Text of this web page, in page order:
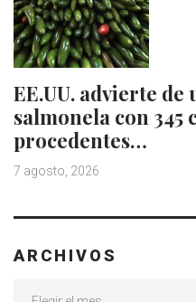
EE.UU. advierte de
salmonela con 345
procedentes…
7 agosto, 2026
ARCHIVOS